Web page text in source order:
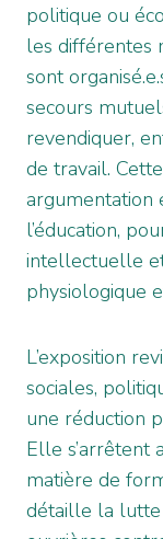
politique ou
les différentes
sont
secours
revendiquer,
de travail.
argumentation
l’éducation,
intellectuelle
physiologique
L’exposition
sociales,
une réduction
Elle s’arrêtent
matière de
détaille la lutte